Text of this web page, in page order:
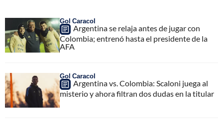
Gol Caracol
Argentina se relaja antes de jugar con
Colombia; entrenó hasta el presidente de la
AFA
Gol Caracol
Argentina vs. Colombia: Scaloni juega al
misterio y ahora filtran dos dudas en la titular